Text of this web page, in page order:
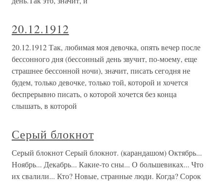
20.12.1912
20.12.1912 Так, любимая моя девочка, опять вечер после
бессонного дня (бессонный день звучит, по-моему, еще
страшнее бессонной ночи), значит, писать сегодня не
будем, только девочке, только той, которой и хочется
беспрерывно писать, о которой хочется без конца
слышать, в которой
Серый блокнот
Серый блокнот Серый блокнот. (карандашом) Октябрь...
Ноябрь... Декабрь... Какие-то сны... О большевиках... Что
их свалили... Кто? Новые, странные люди. Когда? Сорок